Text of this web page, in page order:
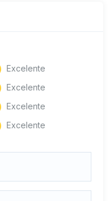
Excelente
Excelente
Excelente
Excelente